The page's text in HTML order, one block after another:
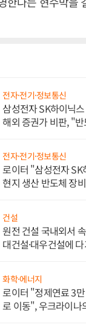
전자·전기·정보통신
삼성전자 SK하이닉
해외 증권가 비판, "
전자·전기·정보통신
로이터 "삼성전자 SK
현지 생산 반도체 장
건설
원전 건설 국내외서
대건설·대우건설에
화학·에너지
로이터 "정제연료 3
로 이동", 우크라이나